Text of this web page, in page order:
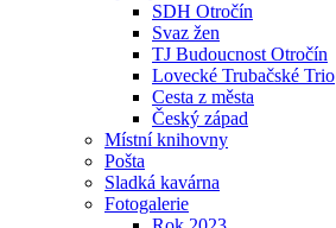
SDH Otročín
Svaz žen
TJ Budoucnost Otročín
Lovecké Trubačské Trio
Cesta z města
Český západ
Místní knihovny
Pošta
Sladká kavárna
Fotogalerie